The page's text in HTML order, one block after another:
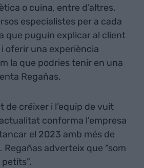
o cuina, entre d’altres.
especialistes per a cada
que puguin explicar al client
oferir una experiència
la que podries tenir en una
Regañas.
de créixer i l’equip de vuit
conforma l'empresa
el 2023 amb més de
adverteix que “som